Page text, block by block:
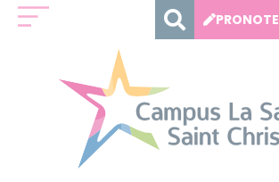
PRONOTE
Panneau de gestion des cookies